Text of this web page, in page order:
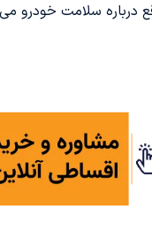
درباره سلامت خودرو